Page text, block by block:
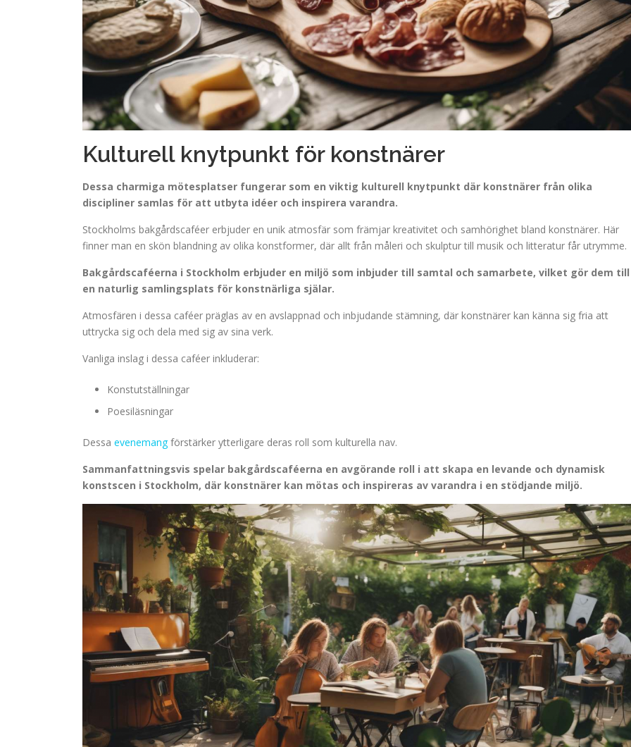
Kulturell knytpunkt för konstnärer
Dessa charmiga mötesplatser fungerar som en viktig kulturell knytpunkt där konstnärer från olika
discipliner samlas för att utbyta idéer och inspirera varandra.
Stockholms bakgårdscaféer erbjuder en unik atmosfär som främjar kreativitet och samhörighet bland konstnärer. Här
finner man en skön blandning av olika konstformer, där allt från måleri och skulptur till musik och litteratur får utrymme.
Bakgårdscaféerna i Stockholm erbjuder en miljö som inbjuder till samtal och samarbete, vilket gör dem till
en naturlig samlingsplats för konstnärliga själar.
Atmosfären i dessa caféer präglas av en avslappnad och inbjudande stämning, där konstnärer kan känna sig fria att
uttrycka sig och dela med sig av sina verk.
Vanliga inslag i dessa caféer inkluderar:
Konstutställningar
Poesiläsningar
Dessa evenemangförstärker ytterligare deras roll som kulturella nav.
Sammanfattningsvis spelar bakgårdscaféerna en avgörande roll i att skapa en levande och dynamisk
konstscen i Stockholm, där konstnärer kan mötas och inspireras av varandra i en stödjande miljö.